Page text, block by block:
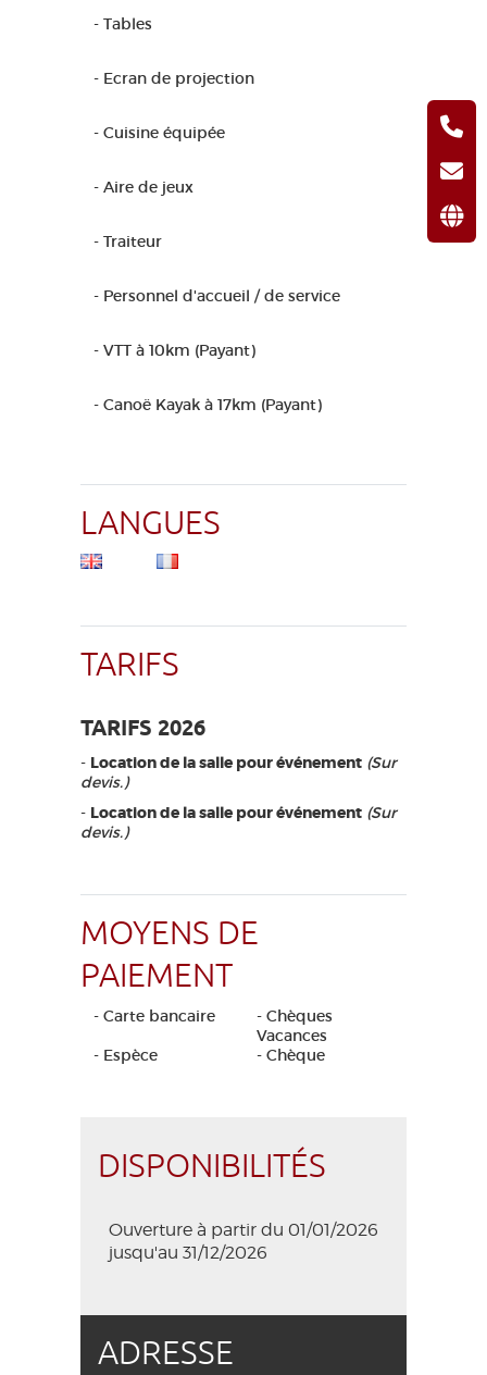
- Tables
- Ecran de projection
- Cuisine équipée
- Aire de jeux
- Traiteur
- Personnel d'accueil / de service
- VTT à 10km (Payant)
- Canoë Kayak à 17km (Payant)
LANGUES
TARIFS
TARIFS 2026
- Location de la salle pour événement (Sur
devis.)
- Location de la salle pour événement (Sur
devis.)
MOYENS DE
PAIEMENT
- Carte bancaire
- Chèques
Vacances
- Espèce
- Chèque
DISPONIBILITÉS
Ouverture à partir du 01/01/2026
jusqu'au 31/12/2026
ADRESSE